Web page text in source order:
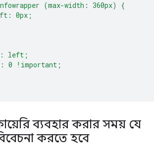
(max-width: 360px) {
0px;
left;
0 !important;
ব্যবহার করার সময় যে
করতে হবে